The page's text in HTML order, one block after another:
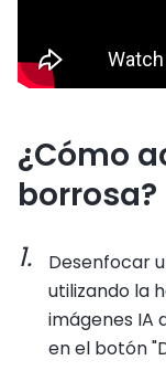
¿Cómo
borrosa?
Desenfocar
utilizando la
imágenes IA
en el botón